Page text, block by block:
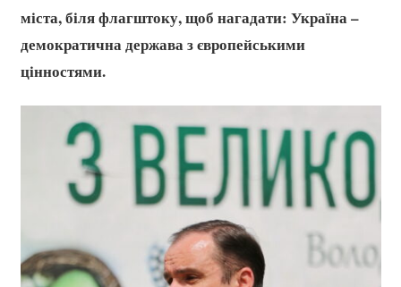
міста, біля флагштоку, щоб нагадати: Україна –
демократична держава з європейськими
цінностями.